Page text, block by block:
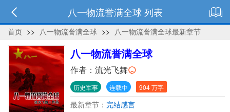
八一物流誉满全球 列表
首页 >> 八一物流誉满全球 >> 八一物流誉满全球最新章节
八一物流誉满全球
作者： 流光飞舞
历史军事 连载中 904 万字
最新章节： 完结感言